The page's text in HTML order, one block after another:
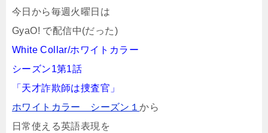
今日から毎週火曜日は
GyaO! で配信中(だった)
White Collar/ホワイトカラー
シーズン1第1話
「天才詐欺師は捜査官」
ホワイトカラー シーズン１から
日常使える英語表現を